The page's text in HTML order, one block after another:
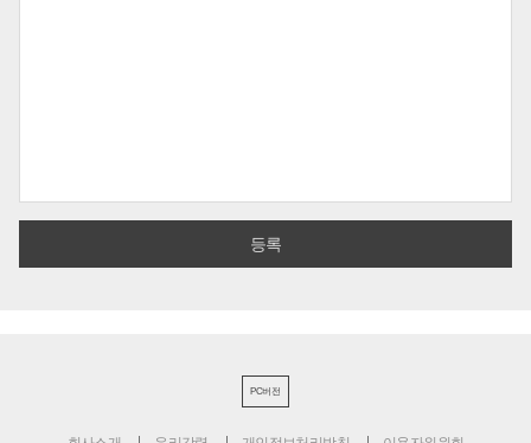
PC버전